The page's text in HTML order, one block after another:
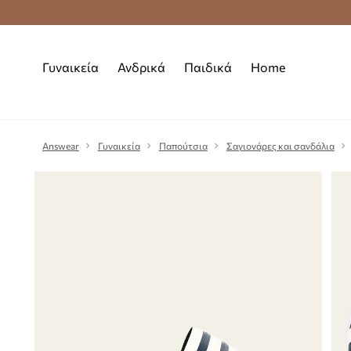
Δωρεάν
Γυναικεία Ανδρικά Παιδικά Home
Answear Γυναικεία Παπούτσια Σαγιονάρες και σανδάλια